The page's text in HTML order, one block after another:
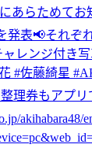
あらためてお
表📢それぞ
ャレンジ付き
#佐藤綺星
理券もアプリ
akihabara48/